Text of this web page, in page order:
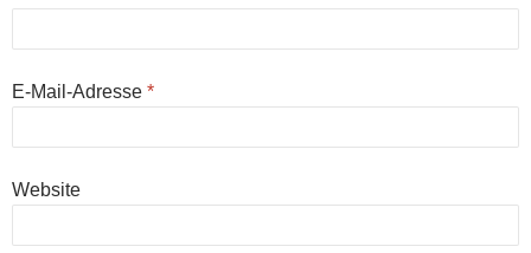
E-Mail-Adresse *
Website